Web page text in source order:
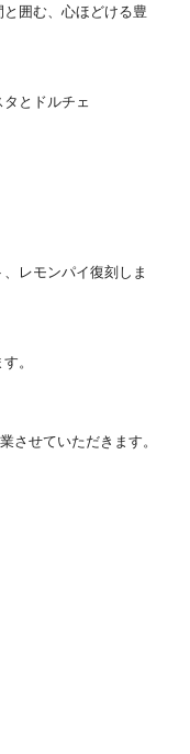
囲む、心ほどける豊
とドルチェ
レモンパイ復刻しま
。
させていただきます。